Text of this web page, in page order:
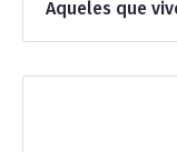
Aqueles que